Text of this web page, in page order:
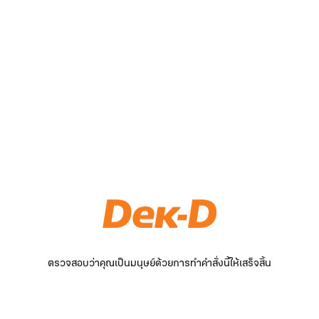
ตรวจสอบว่าคุณเป็นมนุษย์ด้วยการทำคำสั่งนี้ให้เสร็จสิ้น